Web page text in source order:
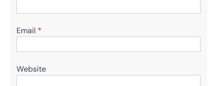
Email *
Website